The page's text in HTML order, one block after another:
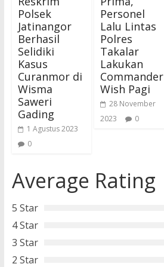
Polsek
Jatinangor
Berhasil
Selidiki
Kasus
Curanmor di
Wisma
Saweri
Gading
1 Agustus 2023
0
Personel
Lalu Lintas
Polres
Takalar
Lakukan
Commander
Wish Pagi
28 November
2023
0
Average Rating
5 Star
4 Star
3 Star
2 Star